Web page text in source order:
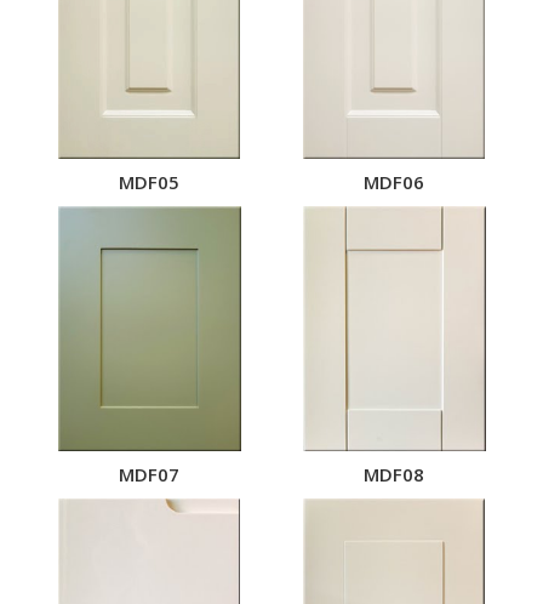
MDF05 MDF06
MDF07 MDF08